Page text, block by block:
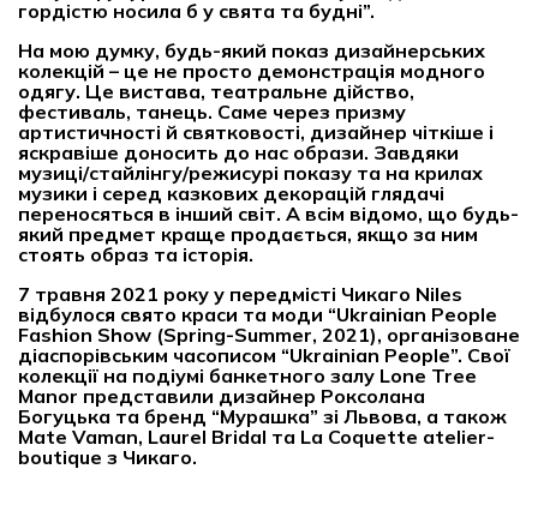
гордістю носила б у свята та будні”.
На мою думку, будь-який показ дизайнерських
колекцій – це не просто демонстрація модного
одягу. Це вистава, театральне дійство,
фестиваль, танець. Саме через призму
артистичності й святковості, дизайнер чіткіше і
яскравіше доносить до нас образи. Завдяки
музиці/стайлінгу/режисурі показу та на крилах
музики і серед казкових декорацій глядачі
переносяться в інший світ. А всім відомо, що будь-
який предмет краще продається, якщо за ним
стоять образ та історія.
7 травня 2021 року у передмісті Чикаго Niles
відбулося свято краси та моди “Ukrainian People
Fashion Show (Spring-Summer, 2021), організоване
діаспорівським часописом “Ukrainian People”. Свої
колекції на подіумі банкетного залу Lone Tree
Manor представили дизайнер Роксолана
Богуцька та бренд “Мурашка” зі Львова, а також
Mate Vaman, Laurel Bridal та La Coquette atelier-
boutique з Чикаго.